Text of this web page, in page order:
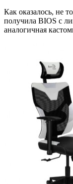
Как оказалось, не
получила BIOS с
аналогичная